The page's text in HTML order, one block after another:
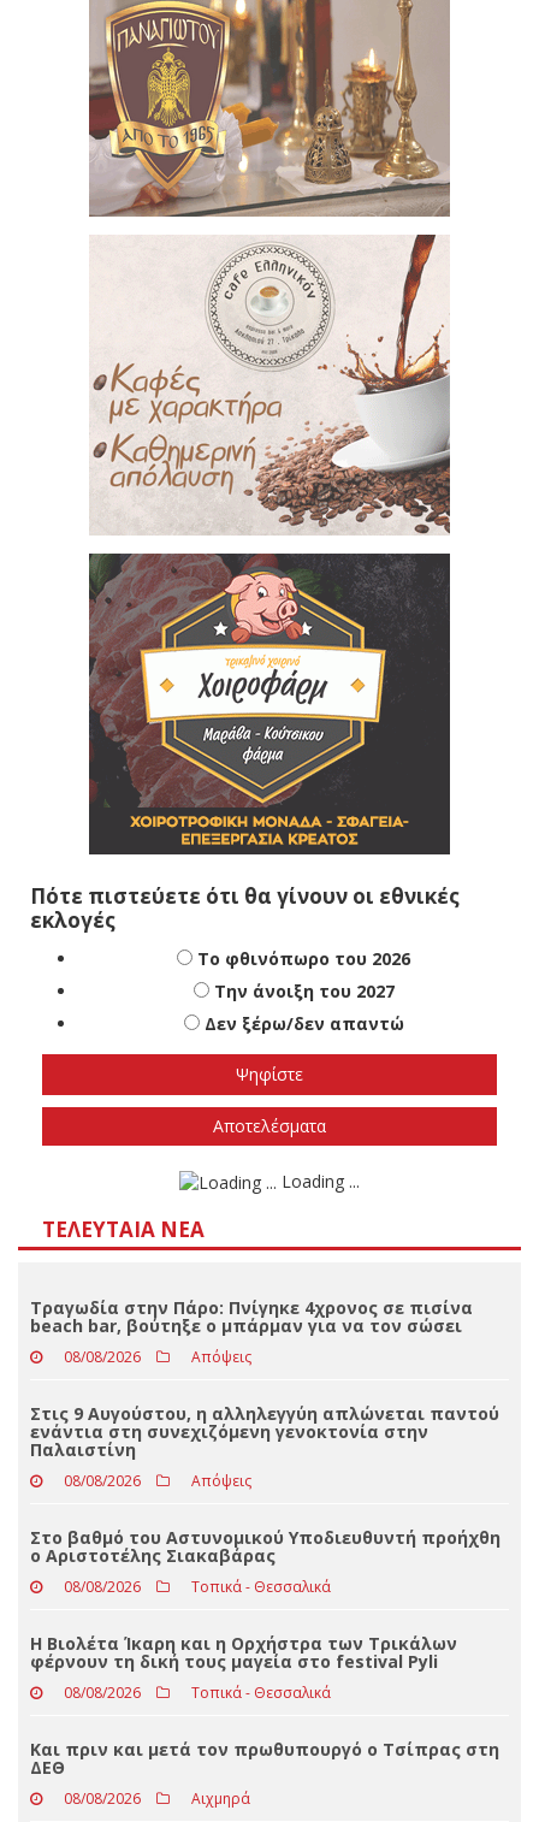
Πότε πιστεύετε ότι θα γίνουν οι εθνικές
εκλογές
Το φθινόπωρο του 2026
Την άνοιξη του 2027
Δεν ξέρω/δεν απαντώ
ΤΕΛΕΥΤΑΊΑ ΝΈΑ
Τραγωδία στην Πάρο: Πνίγηκε 4χρονος σε πισίνα
beach bar, βούτηξε ο μπάρμαν για να τον σώσει
08/08/2026
ενάντια στη συνεχιζόμενη γενοκτονία στην
Παλαιστίνη
08/08/2026 Απόψεις
Στο βαθμό του Αστυνομικού Υποδιευθυντή προήχθη
ο Αριστοτέλης Σιακαβάρας
08/08/2026 Τοπικά - Θεσσαλικά
Η Βιολέτα Ίκαρη και η Ορχήστρα των Τρικάλων
φέρνουν τη δική τους μαγεία στο festival Pyli
08/08/2026 Τοπικά - Θεσσαλικά